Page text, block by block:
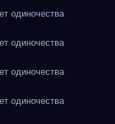
одиночества
одиночества
одиночества
одиночества